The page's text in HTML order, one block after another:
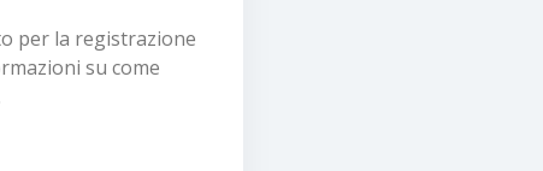
per la registrazione
su come